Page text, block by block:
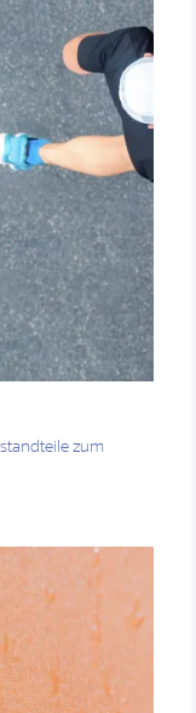
zum